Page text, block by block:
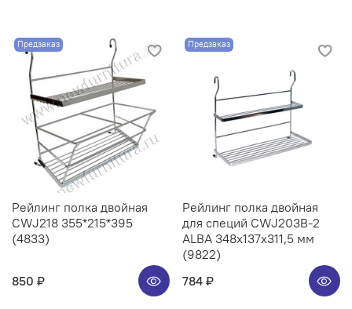
Предзаказ
Рейлинг полка двойная
CWJ218 355*215*395
(4833)
850 ₽
Предзаказ
Рейлинг полка двойная
для специй CWJ203B-2
ALBA 348x137x311,5 мм
(9822)
784 ₽